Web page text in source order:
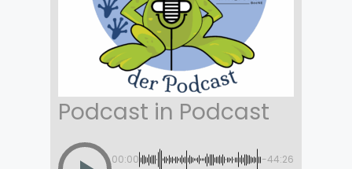
Podcast in Podcast
00:00 -44:26